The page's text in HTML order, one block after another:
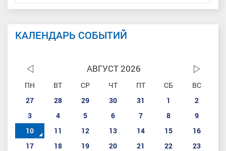
КАЛЕНДАРЬ СОБЫТИЙ
АВГУСТ 2026
ПН ВТ СР ЧТ ПТ СБ
ВС
27
28 29 30 31 1
2
3
4 5 6 7 8
9
10
11 12 13 14 15
16
17
18 19 20 21 22
23